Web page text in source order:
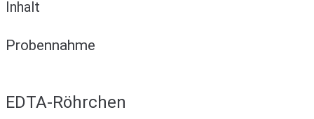
Inhalt
Probennahme
EDTA-Röhrchen